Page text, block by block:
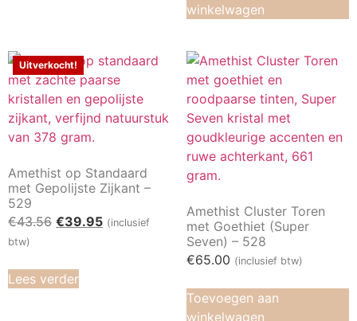
winkelwagen
Uitverkocht!
Amethist op Standaard
met Gepolijste Zijkant –
529
€43.56 €39.95 (inclusief
btw)
Lees verder
Amethist Cluster Toren
met Goethiet (Super
Seven) – 528
€65.00 (inclusief btw)
Toevoegen aan
winkelwagen